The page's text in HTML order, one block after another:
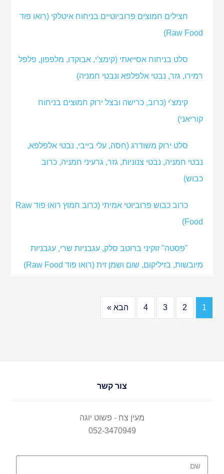
חצילים חמוצים פרוביוטיים בניחוח איטלקי (רואו פוד
Raw Food)
סלט בניחוח אסייאתי (קימצ'י, אבוקדו, מלפפון, פלפל
רמירו, גזר, נבטי אלפלפא ונבטי חמניה)
קימצ'י (כרוב, כרישה ובצל ירוק חמוצים בניחוח
קוריאני)
סלט ירוק משודרג (חסה, עלי בייבי, נבטי אלפלפא,
נבטי חמניה, נבטי צנוניות, גזר, גרעיני חמניה, כרוב
כבוש)
כרוב כבוש פרוביוטי אמיתי (כרוב חמוץ רואו פוד Raw
Food)
"פסטה" זוקיני ברוטב סלק, עגבניות שרי, עגבניות
מיובשות, בזיליקום, שום ושמן זית (רואו פוד Raw Food)
1
2
3
4 הבא »
צור קשר
מעין צח - פשוט יוגה
052-3470949